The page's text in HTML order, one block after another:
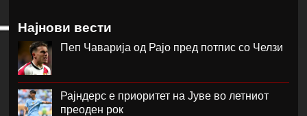
Најнови вести
Пеп Чаварија од Рајо пред потпис со Челзи
Рајндерс е приоритет на Јуве во летниот
преоден рок